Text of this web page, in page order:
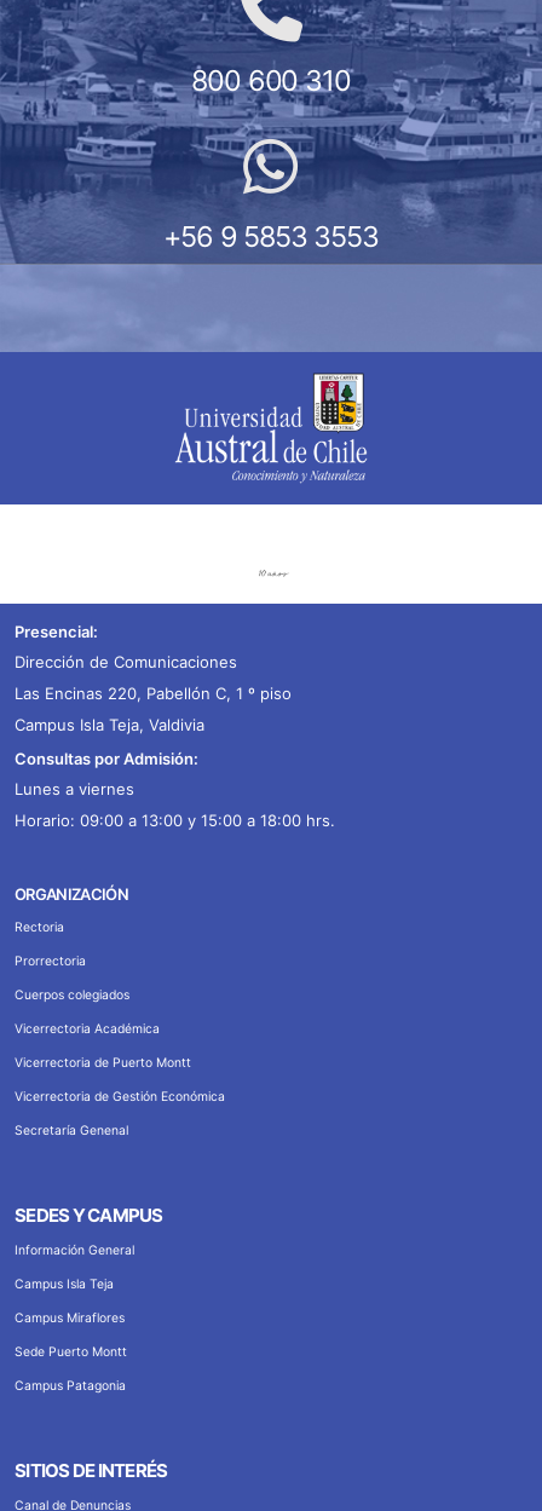
800 600 310
+56 9 5853 3553
Presencial:
Dirección de Comunicaciones
Las Encinas 220, Pabellón C, 1 º piso
Campus Isla Teja, Valdivia
Consultas por Admisión:
Lunes a viernes
Horario: 09:00 a 13:00 y 15:00 a 18:00 hrs.
ORGANIZACIÓN
Rectoria
Prorrectoria
Cuerpos colegiados
Vicerrectoria Académica
Vicerrectoria de Puerto Montt
Vicerrectoria de Gestión Económica
Secretaría Genenal
SEDES Y CAMPUS
Información General
Campus Isla Teja
Campus Miraflores
Sede Puerto Montt
Campus Patagonia
SITIOS DE INTERÉS
Canal de Denuncias